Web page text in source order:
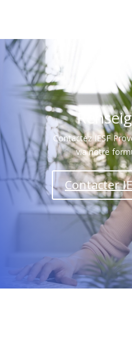
Contactez IESF
via notre
Contacter